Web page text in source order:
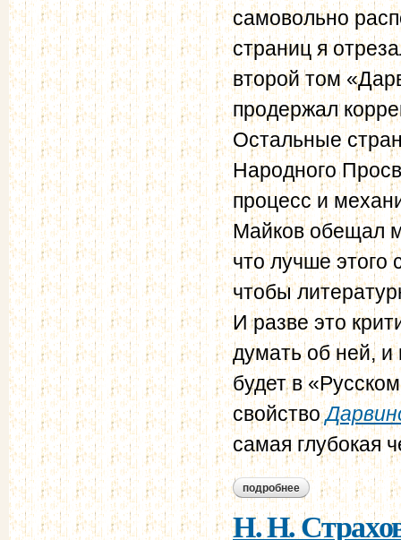
самовольно
страниц я
второй том
продержал
Остальные
Народного
процесс и
Майков обещал
что лучше этого
чтобы
И разве это
думать об ней, и
будет в
свойство
самая глубокая
подробнее о н. н. страхов -
Н. Н.